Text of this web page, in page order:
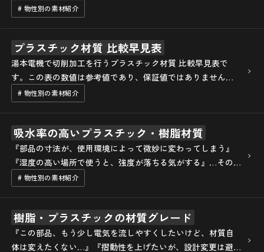
を握るのが、燃えにくさを示す『難燃性』です。 本記事で
は、難燃性の基礎知識から、V-…
# 物性別の素材紹介
プラスチック材質 比較早見表
湯本電機で切削加工を行うプラスチック材質 比較早見表で
す。この表の数値は参考値であり、保証値ではありません。
物性比較の参考程度にご活用ください。「-」の項目は調査中
です。 プラスチック材質 比較早見表…
# 物性別の素材紹介
吸水率の高いプラスチック・樹脂材質
『部品の寸法が、使用環境によって微妙に変わってしまう』
『湿度の高い場所で使うと、強度が落ちる気がする』…その
原因、実はプラスチックの『吸水性』かもしれません。 本記
事では、プラスチック部品の精度や強度…
# 物性別の素材紹介
樹脂・プラスチックの材質グレード
『この部品、もう少し電気を流しやすくしたいけど、材質自
体は変えたくない…』『摺動性を上げたいが、設計変更は避